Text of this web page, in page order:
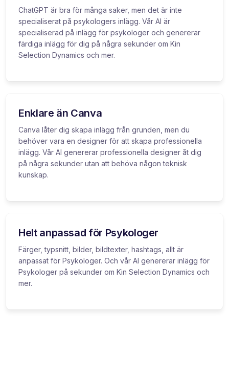
ChatGPT är bra för många saker, men det är inte
specialiserat på psykologers inlägg. Vår AI är
specialiserad på inlägg för psykologer och genererar
färdiga inlägg för dig på några sekunder om Kin
Selection Dynamics och mer.
Enklare än Canva
Canva låter dig skapa inlägg från grunden, men du
behöver vara en designer för att skapa professionella
inlägg. Vår AI genererar professionella designer åt dig
på några sekunder utan att behöva någon teknisk
kunskap.
Helt anpassad för Psykologer
Färger, typsnitt, bilder, bildtexter, hashtags, allt är
anpassat för Psykologer. Och vår AI genererar inlägg för
Psykologer på sekunder om Kin Selection Dynamics och
mer.